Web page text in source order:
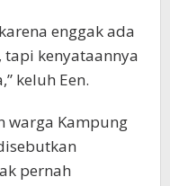
enggak ada
kenyataannya
keluh Een.
warga Kampung
pernah